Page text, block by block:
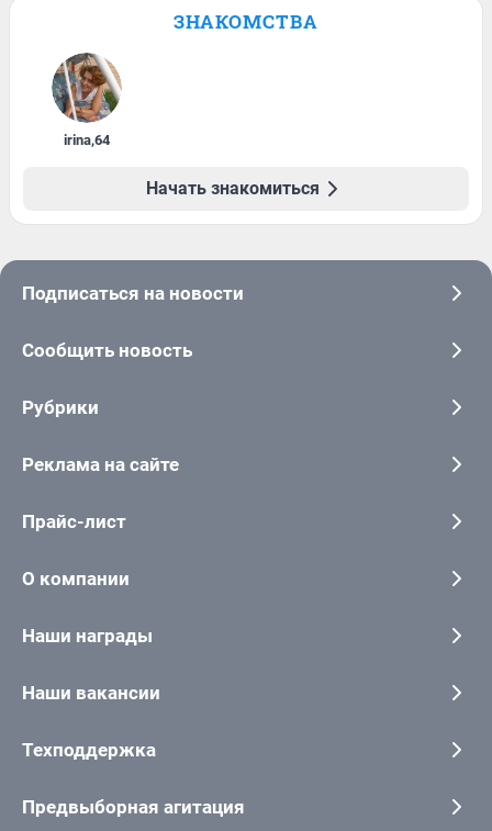
ЗНАКОМСТВА
irina,64
Начать знакомиться
Подписаться на новости
Сообщить новость
Рубрики
Реклама на сайте
Прайс-лист
О компании
Наши награды
Наши вакансии
Техподдержка
Предвыборная агитация